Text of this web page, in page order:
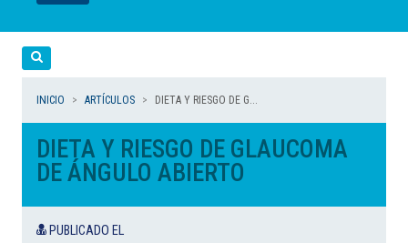
LEER
LEER
LEER
LEER
LEER
INICIO ARTÍCULOS DIETA Y RIESGO DE G...
DIETA Y RIESGO DE GLAUCOMA
DE ÁNGULO ABIERTO
PUBLICADO EL